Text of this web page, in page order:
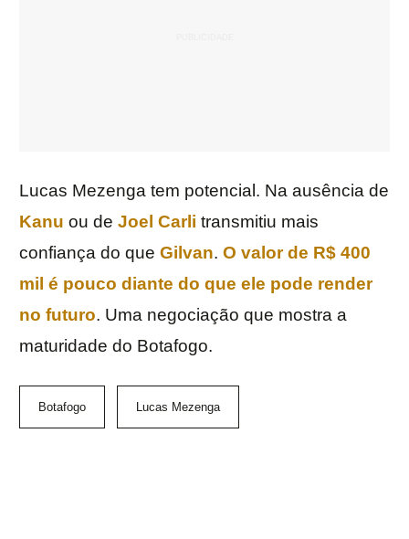
Lucas Mezenga tem potencial. Na ausência de
Kanu ou de Joel Carli transmitiu mais
confiança do que Gilvan. O valor de R$ 400
mil é pouco diante do que ele pode render
no futuro. Uma negociação que mostra a
maturidade do Botafogo.
Botafogo Lucas Mezenga